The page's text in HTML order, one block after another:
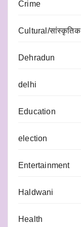
Crime
Cultural/सांस्कृतिक
Dehradun
delhi
Education
election
Entertainment
Haldwani
Health